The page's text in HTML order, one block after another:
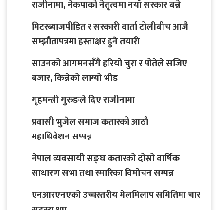
राजीनामा, नेकपाको नेतृत्वमा नयाँ सरकार बन्ने
मिटरब्याजपीडित र सरकारी वार्ता टोलीबीच आजै
सम्झौतापत्रमा हस्ताक्षर हुने तयारी
साउनको आगमनसँगै हरियो चुरा र पोतेले सजिए
बजार, किन्नेको लाग्यो भीड
गृहमन्त्री गुरुङले दिए राजीनामा
प्रवासी भुजेल समाज कतारको आठाै
महाधिवेशन सप्पन्न
नेपाल व्यवसायी सङ्घ कतारको दोस्रो वार्षिक
साधारण सभा तथा स्मारिका विमोचन सम्पन्न
एनआरएनएको उच्चस्तरीय मेलमिलाप समितिमा चार